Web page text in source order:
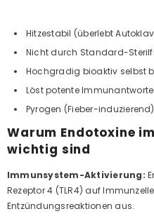
Hitzestabil (überlebt
Nicht durch Standard-
Hochgradig bioaktiv selbst
Löst potente
Pyrogen (Fieber-
Warum Endotoxine
wichtig sind
Immunsystem-Aktivierung:
Rezeptor 4 (TLR4) auf
Entzündungsreaktionen aus.